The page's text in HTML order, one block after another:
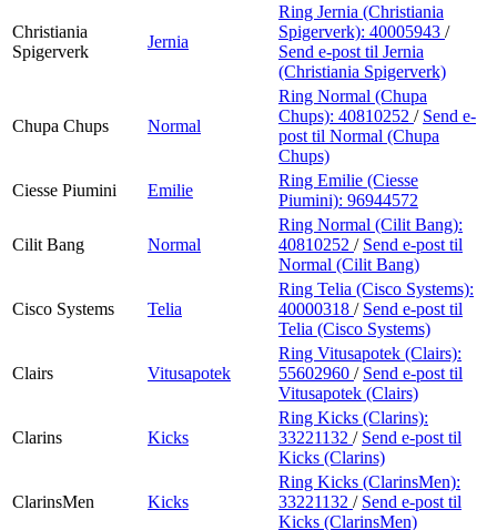
Christiania
Spigerverk
Jernia
Ring Jernia (Christiania
Spigerverk): 40005943 /
Send e-post til Jernia
(Christiania Spigerverk)
Chupa Chups Normal
Ring Normal (Chupa
Chups): 40810252 / Send e-
post til Normal (Chupa
Chups)
Ciesse Piumini
Emilie
Ring Emilie (Ciesse
Piumini): 96944572
Cilit Bang Normal
Ring Normal (Cilit Bang):
40810252 / Send e-post til
Normal (Cilit Bang)
Cisco Systems Telia
Ring Telia (Cisco Systems):
40000318 / Send e-post til
Telia (Cisco Systems)
Clairs Vitusapotek
Ring Vitusapotek (Clairs):
55602960 / Send e-post til
Vitusapotek (Clairs)
Clarins Kicks
Ring Kicks (Clarins):
33221132 / Send e-post til
Kicks (Clarins)
ClarinsMen Kicks
Ring Kicks (ClarinsMen):
33221132 / Send e-post til
Kicks (ClarinsMen)